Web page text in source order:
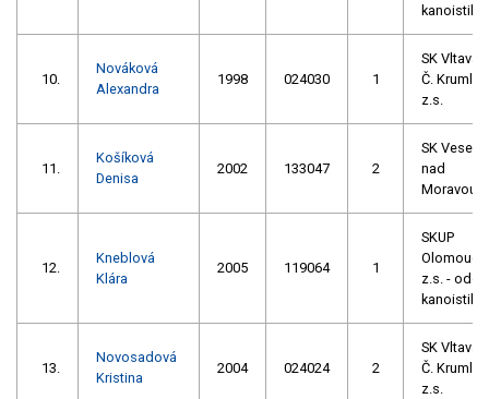
kanoistiky
10.
Nováková
Alexandra
1998 024030 1
SK Vltava
Č. Krumlov
z.s.
11.
Košíková
Denisa
2002 133047 2
SK Veselí
nad
Moravou
12.
Kneblová
Klára
2005 119064 1
SKUP
Olomouc,
z.s. - oddíl
kanoistiky
13.
Novosadová
Kristina
2004 024024 2
SK Vltava
Č. Krumlov
z.s.